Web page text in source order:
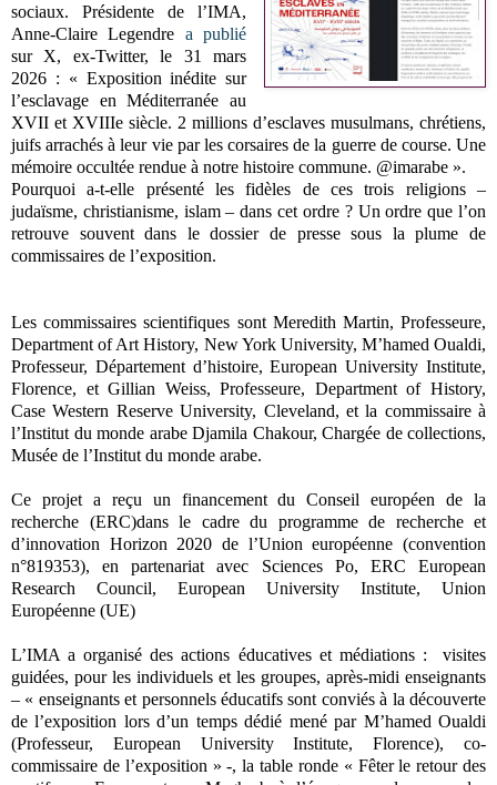
sociaux. Présidente de l’IMA,
Anne-Claire Legendre a publié
sur X, ex-Twitter, le 31 mars
2026 : « Exposition inédite sur
l’esclavage en Méditerranée au
XVII et XVIIIe siècle. 2 millions d’esclaves musulmans, chrétiens,
juifs arrachés à leur vie par les corsaires de la guerre de course. Une
mémoire occultée rendue à notre histoire commune. @imarabe ».
Pourquoi a-t-elle présenté les fidèles de ces trois religions –
judaïsme, christianisme, islam – dans cet ordre ? Un ordre que l’on
retrouve souvent dans le dossier de presse sous la plume de
commissaires de l’exposition.
Les commissaires scientifiques sont Meredith Martin, Professeure,
Department of Art History, New York University, M’hamed Oualdi,
Professeur, Département d’histoire, European University Institute,
Florence, et Gillian Weiss, Professeure, Department of History,
Case Western Reserve University, Cleveland, et la commissaire à
l’Institut du monde arabe Djamila Chakour, Chargée de collections,
Musée de l’Institut du monde arabe.
Ce projet a reçu un financement du Conseil européen de la
recherche (ERC)dans le cadre du programme de recherche et
d’innovation Horizon 2020 de l’Union européenne (convention
n°819353), en partenariat avec Sciences Po, ERC European
Research Council, European University Institute, Union
Européenne (UE)
L’IMA a organisé des actions éducatives et médiations : visites
guidées, pour les individuels et les groupes, après-midi enseignants
– « enseignants et personnels éducatifs sont conviés à la découverte
de l’exposition lors d’un temps dédié mené par M’hamed Oualdi
(Professeur, European University Institute, Florence), co-
commissaire de l’exposition » -, la table ronde « Fêter le retour des